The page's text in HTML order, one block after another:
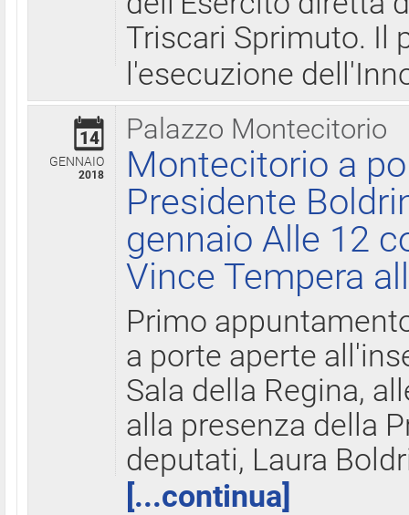
Triscari Sprimuto. Il
l'esecuzione
Palazzo Montecitorio
14
GENNAIO
2018
Montecitorio a
Presidente
gennaio Alle 12
Vince Tempera
Primo
a porte aperte
Sala della Regina,
alla presenza della
deputati, Laura
[...continua]